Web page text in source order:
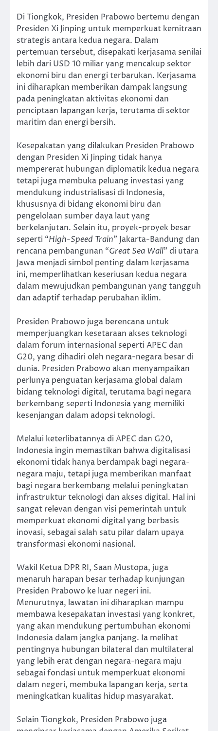
Di Tiongkok, Presiden Prabowo bertemu dengan
Presiden Xi Jinping untuk memperkuat kemitraan
strategis antara kedua negara. Dalam
pertemuan tersebut, disepakati kerjasama senilai
lebih dari USD 10 miliar yang mencakup sektor
ekonomi biru dan energi terbarukan. Kerjasama
ini diharapkan memberikan dampak langsung
pada peningkatan aktivitas ekonomi dan
penciptaan lapangan kerja, terutama di sektor
maritim dan energi bersih.
Kesepakatan yang dilakukan Presiden Prabowo
dengan Presiden Xi Jinping tidak hanya
mempererat hubungan diplomatik kedua negara
tetapi juga membuka peluang investasi yang
mendukung industrialisasi di Indonesia,
khususnya di bidang ekonomi biru dan
pengelolaan sumber daya laut yang
berkelanjutan. Selain itu, proyek-proyek besar
seperti “High-Speed Train” Jakarta-Bandung dan
rencana pembangunan “Great Sea Wall” di utara
Jawa menjadi simbol penting dalam kerjasama
ini, memperlihatkan keseriusan kedua negara
dalam mewujudkan pembangunan yang tangguh
dan adaptif terhadap perubahan iklim.
Presiden Prabowo juga berencana untuk
memperjuangkan kesetaraan akses teknologi
dalam forum internasional seperti APEC dan
G20, yang dihadiri oleh negara-negara besar di
dunia. Presiden Prabowo akan menyampaikan
perlunya penguatan kerjasama global dalam
bidang teknologi digital, terutama bagi negara
berkembang seperti Indonesia yang memiliki
kesenjangan dalam adopsi teknologi.
Melalui keterlibatannya di APEC dan G20,
Indonesia ingin memastikan bahwa digitalisasi
ekonomi tidak hanya berdampak bagi negara-
negara maju, tetapi juga memberikan manfaat
bagi negara berkembang melalui peningkatan
infrastruktur teknologi dan akses digital. Hal ini
sangat relevan dengan visi pemerintah untuk
memperkuat ekonomi digital yang berbasis
inovasi, sebagai salah satu pilar dalam upaya
transformasi ekonomi nasional.
Wakil Ketua DPR RI, Saan Mustopa, juga
menaruh harapan besar terhadap kunjungan
Presiden Prabowo ke luar negeri ini.
Menurutnya, lawatan ini diharapkan mampu
membawa kesepakatan investasi yang konkret,
yang akan mendukung pertumbuhan ekonomi
Indonesia dalam jangka panjang. Ia melihat
pentingnya hubungan bilateral dan multilateral
yang lebih erat dengan negara-negara maju
sebagai fondasi untuk memperkuat ekonomi
dalam negeri, membuka lapangan kerja, serta
meningkatkan kualitas hidup masyarakat.
Selain Tiongkok, Presiden Prabowo juga